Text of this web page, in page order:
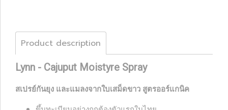
Product description
Lynn - Cajuput Moistyre Spray
สเปรย์กันยุง และแมลงจากใบเสม็ดขาว สูตรออร์แกนิค